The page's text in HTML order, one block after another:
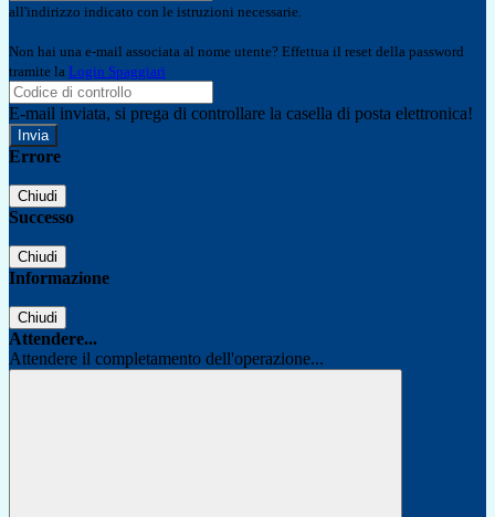
all'indirizzo indicato con le istruzioni necessarie.
Non hai una e-mail associata al nome utente? Effettua il reset della password
tramite la Login Spaggiari
E-mail inviata, si prega di controllare la casella di posta elettronica!
Errore
Chiudi
Successo
Chiudi
Informazione
Chiudi
Attendere...
Attendere il completamento dell'operazione...